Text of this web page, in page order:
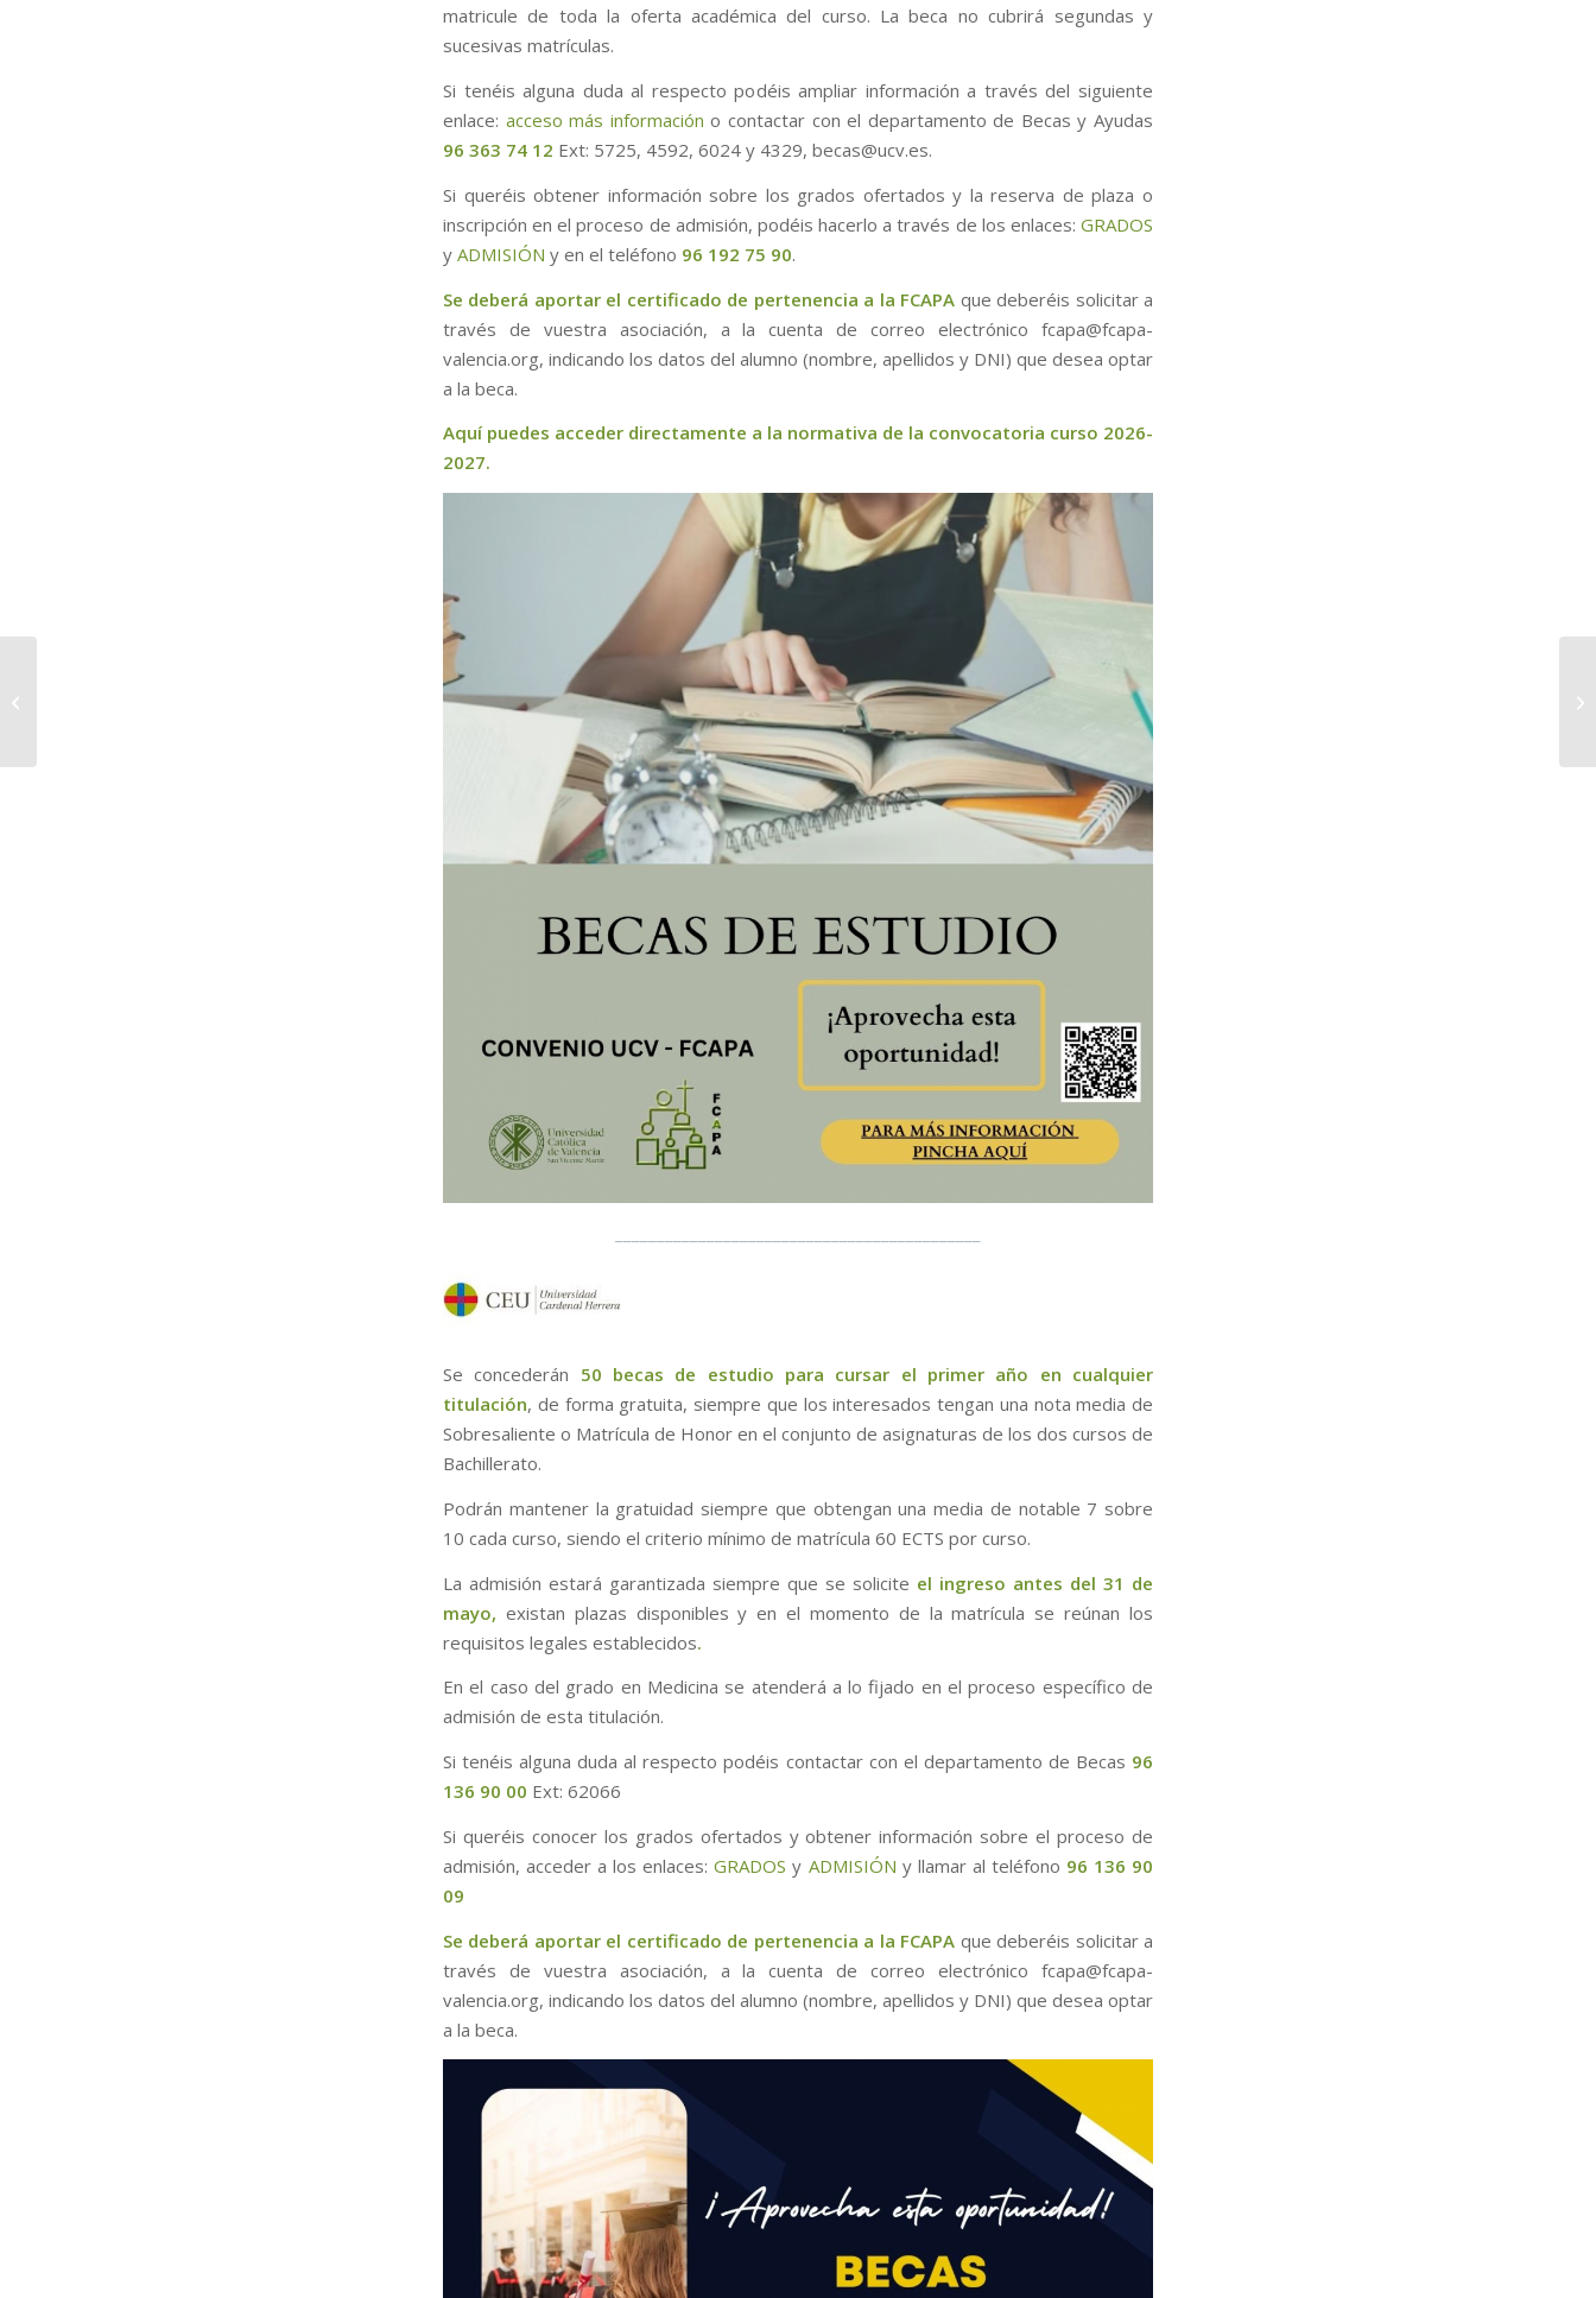
matricule de toda la oferta académica del curso. La beca no cubrirá segundas y
sucesivas matrículas.
Si tenéis alguna duda al respecto podéis ampliar información a través del siguiente
enlace: acceso más información o contactar con el departamento de Becas y Ayudas
96 363 74 12 Ext: 5725, 4592, 6024 y 4329, becas@ucv.es.
Si queréis obtener información sobre los grados ofertados y la reserva de plaza o
inscripción en el proceso de admisión, podéis hacerlo a través de los enlaces: GRADOS
y ADMISIÓN y en el teléfono 96 192 75 90.
Se deberá aportar el certificado de pertenencia a la FCAPA que deberéis solicitar a
través de vuestra asociación, a la cuenta de correo electrónico fcapa@fcapa-
valencia.org, indicando los datos del alumno (nombre, apellidos y DNI) que desea optar
a la beca.
Aquí puedes acceder directamente a la normativa de la convocatoria curso 2026-
2027.
Se concederán 50 becas de estudio para cursar el primer año en cualquier
titulación, de forma gratuita, siempre que los interesados tengan una nota media de
Sobresaliente o Matrícula de Honor en el conjunto de asignaturas de los dos cursos de
Bachillerato.
Podrán mantener la gratuidad siempre que obtengan una media de notable 7 sobre
10 cada curso, siendo el criterio mínimo de matrícula 60 ECTS por curso.
La admisión estará garantizada siempre que se solicite el ingreso antes del 31 de
mayo, existan plazas disponibles y en el momento de la matrícula se reúnan los
requisitos legales establecidos.
En el caso del grado en Medicina se atenderá a lo fijado en el proceso específico de
admisión de esta titulación.
Si tenéis alguna duda al respecto podéis contactar con el departamento de Becas 96
136 90 00 Ext: 62066
Si queréis conocer los grados ofertados y obtener información sobre el proceso de
admisión, acceder a los enlaces:GRADOS y ADMISIÓN y llamar al teléfono 96 136 90
09
Se deberá aportar el certificado de pertenencia a la FCAPA que deberéis solicitar a
través de vuestra asociación, a la cuenta de correo electrónico fcapa@fcapa-
valencia.org, indicando los datos del alumno (nombre, apellidos y DNI) que desea optar
a la beca.